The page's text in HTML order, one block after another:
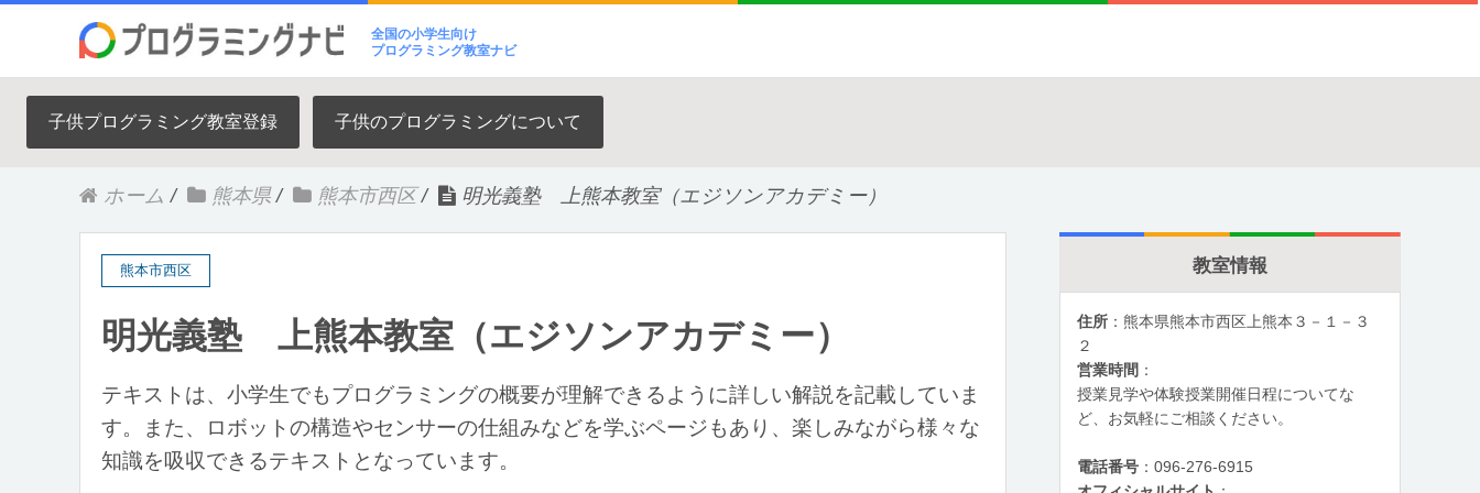
全国の小学生向け
プログラミング教室ナビ
子供プログラミング教室登録 子供のプログラミングについて
ホーム / 熊本県 / 熊本市西区 / 明光義塾 上熊本教室（エジソンアカデミー）
熊本市西区
明光義塾 上熊本教室（エジソンアカデミー）
テキストは、小学生でもプログラミングの概要が理解できるように詳しい解説を記載していま
す。また、ロボットの構造やセンサーの仕組みなどを学ぶページもあり、楽しみながら様々な
知識を吸収できるテキストとなっています。
教室情報
住所 ：熊本県熊本市西区上熊本３－１－３
２
営業時間 ：
授業見学や体験授業開催日程についてな
ど、お気軽にご相談ください。
電話番号 ：096-276-6915